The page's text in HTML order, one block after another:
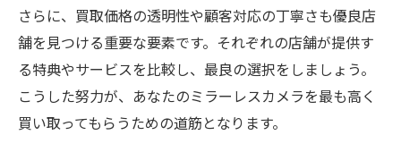
さらに、買取価格の透明性や顧客対応の丁寧さも優良店
舗を見つける重要な要素です。それぞれの店舗が提供す
る特典やサービスを比較し、最良の選択をしましょう。
こうした努力が、あなたのミラーレスカメラを最も高く
買い取ってもらうための道筋となります。